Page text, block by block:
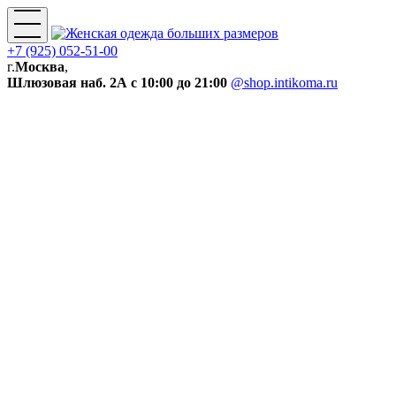
+7 (925) 052-51-00
г.Москва,
Шлюзовая наб. 2А с 10:00 до 21:00 @shop.intikoma.ru